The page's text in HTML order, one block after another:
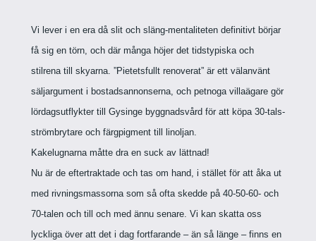
Vi lever i en era då slit och släng-mentaliteten definitivt börjar
få sig en törn, och där många höjer det tidstypiska och
stilrena till skyarna. ”Pietetsfullt renoverat” är ett välanvänt
säljargument i bostadsannonserna, och petnoga villaägare gör
lördagsutflykter till Gysinge byggnadsvård för att köpa 30-tals-
strömbrytare och färgpigment till linoljan.
Kakelugnarna måtte dra en suck av lättnad!
Nu är de eftertraktade och tas om hand, i stället för att åka ut
med rivningsmassorna som så ofta skedde på 40-50-60- och
70-talen och till och med ännu senare. Vi kan skatta oss
lyckliga över att det i dag fortfarande – än så länge – finns en